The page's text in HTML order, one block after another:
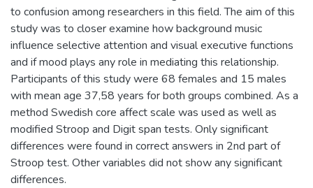
to confusion among researchers in this field. The aim of this
study was to closer examine how background music
influence selective attention and visual executive functions
and if mood plays any role in mediating this relationship.
Participants of this study were 68 females and 15 males
with mean age 37,58 years for both groups combined. As a
method Swedish core affect scale was used as well as
modified Stroop and Digit span tests. Only significant
differences were found in correct answers in 2nd part of
Stroop test. Other variables did not show any significant
differences.